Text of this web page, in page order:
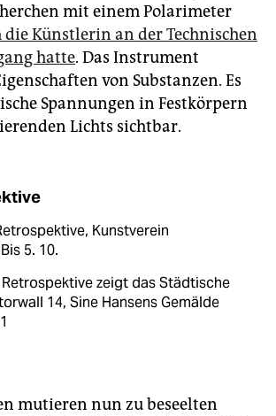
mit einem Polarimeter
die Künstlerin an der Technischen
hatte. Das Instrument
von Sub­stanzen. Es
Spannungen in Festkörpern
Lichts sichtbar.
Kunstverein
5. 10.
zeigt das Städtische
14, Sine Hansens Gemälde
mutieren nun zu beseelten